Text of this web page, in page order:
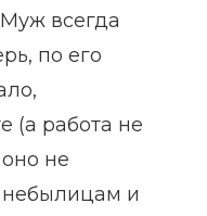
всегда
по его
(а работа не
не
и